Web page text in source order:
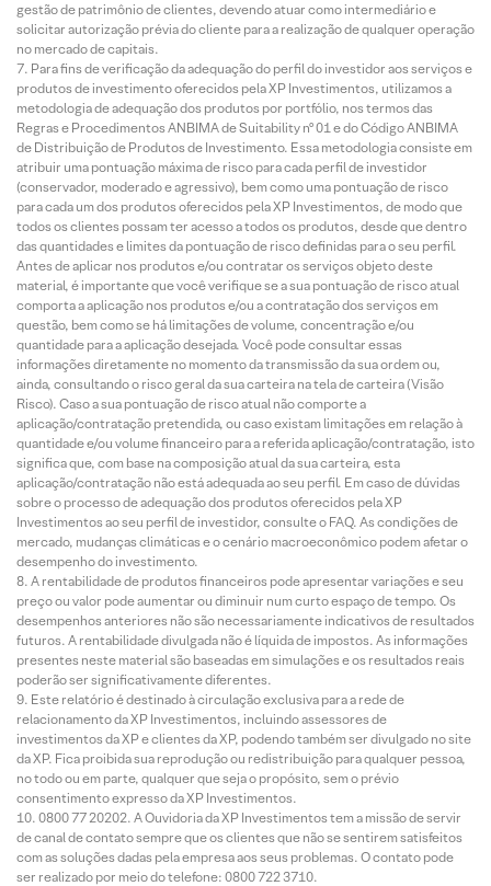
gestão de patrimônio de clientes, devendo atuar como intermediário e
solicitar autorização prévia do cliente para a realização de qualquer operação
no mercado de capitais.
Para fins de verificação da adequação do perfil do investidor aos serviços e
produtos de investimento oferecidos pela XP Investimentos, utilizamos a
metodologia de adequação dos produtos por portfólio, nos termos das
Regras e Procedimentos ANBIMA de Suitability nº 01 e do Código ANBIMA
de Distribuição de Produtos de Investimento. Essa metodologia consiste em
atribuir uma pontuação máxima de risco para cada perfil de investidor
(conservador, moderado e agressivo), bem como uma pontuação de risco
para cada um dos produtos oferecidos pela XP Investimentos, de modo que
todos os clientes possam ter acesso a todos os produtos, desde que dentro
das quantidades e limites da pontuação de risco definidas para o seu perfil.
Antes de aplicar nos produtos e/ou contratar os serviços objeto deste
material, é importante que você verifique se a sua pontuação de risco atual
comporta a aplicação nos produtos e/ou a contratação dos serviços em
questão, bem como se há limitações de volume, concentração e/ou
quantidade para a aplicação desejada. Você pode consultar essas
informações diretamente no momento da transmissão da sua ordem ou,
ainda, consultando o risco geral da sua carteira na tela de carteira (Visão
Risco). Caso a sua pontuação de risco atual não comporte a
aplicação/contratação pretendida, ou caso existam limitações em relação à
quantidade e/ou volume financeiro para a referida aplicação/contratação, isto
significa que, com base na composição atual da sua carteira, esta
aplicação/contratação não está adequada ao seu perfil. Em caso de dúvidas
sobre o processo de adequação dos produtos oferecidos pela XP
Investimentos ao seu perfil de investidor, consulte o FAQ. As condições de
mercado, mudanças climáticas e o cenário macroeconômico podem afetar o
desempenho do investimento.
A rentabilidade de produtos financeiros pode apresentar variações e seu
preço ou valor pode aumentar ou diminuir num curto espaço de tempo. Os
desempenhos anteriores não são necessariamente indicativos de resultados
futuros. A rentabilidade divulgada não é líquida de impostos. As informações
presentes neste material são baseadas em simulações e os resultados reais
poderão ser significativamente diferentes.
Este relatório é destinado à circulação exclusiva para a rede de
relacionamento da XP Investimentos, incluindo assessores de
investimentos da XP e clientes da XP, podendo também ser divulgado no site
da XP. Fica proibida sua reprodução ou redistribuição para qualquer pessoa,
no todo ou em parte, qualquer que seja o propósito, sem o prévio
consentimento expresso da XP Investimentos.
0800 77 20202. A Ouvidoria da XP Investimentos tem a missão de servir
de canal de contato sempre que os clientes que não se sentirem satisfeitos
com as soluções dadas pela empresa aos seus problemas. O contato pode
ser realizado por meio do telefone: 0800 722 3710.